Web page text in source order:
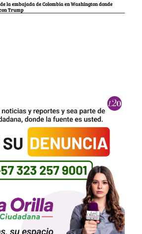
la embajada de Colombia en Washington donde
Trump